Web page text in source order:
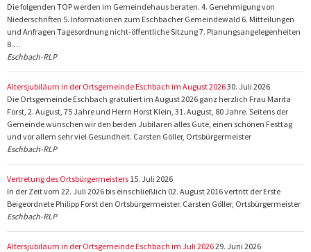
Die folgenden TOP werden im Gemeindehaus beraten. 4. Genehmigung von
Niederschriften 5. Informationen zum Eschbacher Gemeindewald 6. Mitteilungen
und Anfragen Tagesordnung nicht-öffentliche Sitzung 7. Planungsangelegenheiten
8.…
Eschbach-RLP
Altersjubiläum in der Ortsgemeinde Eschbach im August 202630. Juli 2026
Die Ortsgemeinde Eschbach gratuliert im August 2026 ganz herzlich Frau Marita
Forst, 2. August, 75 Jahre und Herrn Horst Klein, 31. August, 80 Jahre. Seitens der
Gemeinde wünschen wir den beiden Jubilaren alles Gute, einen schönen Festtag
und vor allem sehr viel Gesundheit. Carsten Göller, Ortsbürgermeister
Eschbach-RLP
Vertretung des Ortsbürgermeisters 15. Juli 2026
In der Zeit vom 22. Juli 2026 bis einschließlich 02. August 2016 vertritt der Erste
Beigeordnete Philipp Forst den Ortsbürgermeister. Carsten Göller, Ortsbürgermeister
Eschbach-RLP
Altersjubiläum in der Ortsgemeinde Eschbach im Juli 202629. Juni 2026